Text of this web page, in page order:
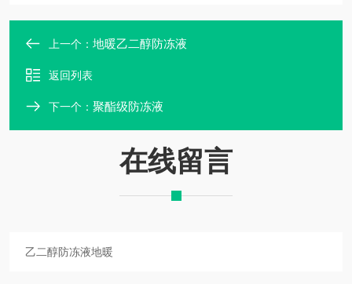
上一个： 地暖乙二醇防冻液
返回列表
下一个： 聚酯级防冻液
在线留言